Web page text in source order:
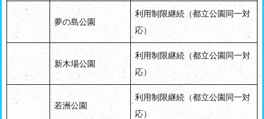
夢の島公園
利用制限継続（都立公園同一対
応）
新木場公園
利用制限継続（都立公園同一対
応）
若洲公園
利用制限継続（都立公園同一対
応）